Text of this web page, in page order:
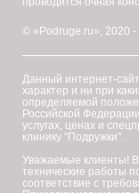
© «Podruge.ru», 2020
Данный интернет-
характер и ни при
определяемой
Российской
услугах, ценах и
клинику "Подружки".
Уважаемые клиенты!
технические работы
соответствие с